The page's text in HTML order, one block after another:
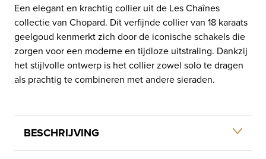
Een elegant en krachtig collier uit de Les Chaînes
collectie van Chopard. Dit verfijnde collier van 18 karaats
geelgoud kenmerkt zich door de iconische schakels die
zorgen voor een moderne en tijdloze uitstraling. Dankzij
het stijlvolle ontwerp is het collier zowel solo te dragen
als prachtig te combineren met andere sieraden.
BESCHRIJVING